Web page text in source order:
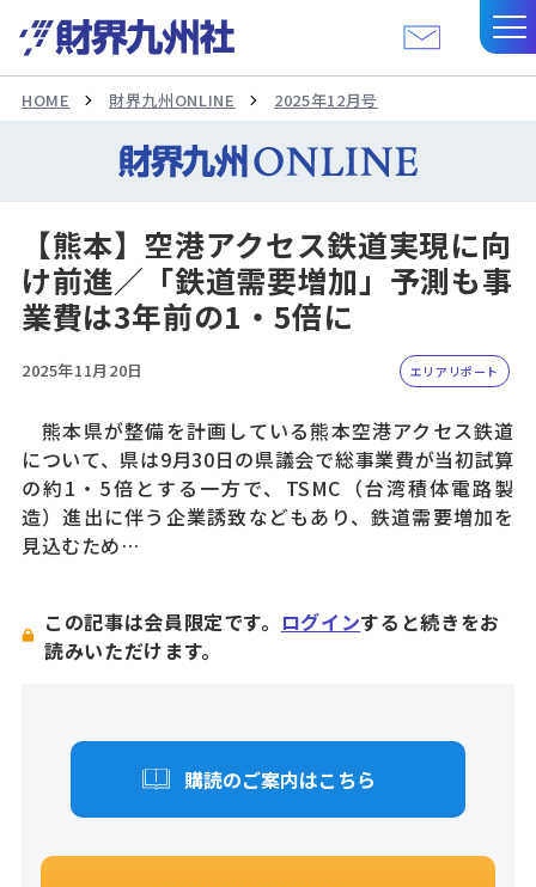
HOME 財界九州ONLINE 2025年12月号
【熊本】空港アクセス鉄道実現に向
け前進／「鉄道需要増加」予測も事
業費は3年前の1・5倍に
2025年11月20日 エリアリポート
熊本県が整備を計画している熊本空港アクセス鉄道
について、県は9月30日の県議会で総事業費が当初試算
の約1・5倍とする一方で、TSMC（台湾積体電路製
造）進出に伴う企業誘致などもあり、鉄道需要増加を
見込むため…
この記事は会員限定です。 ログインすると続きをお
読みいただけます。
購読のご案内はこちら